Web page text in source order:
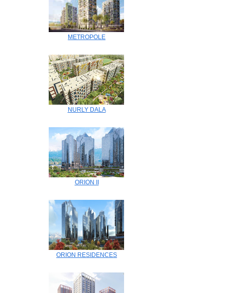
METROPOLE
NURLY DALA
ORION II
ORION RESIDENCES